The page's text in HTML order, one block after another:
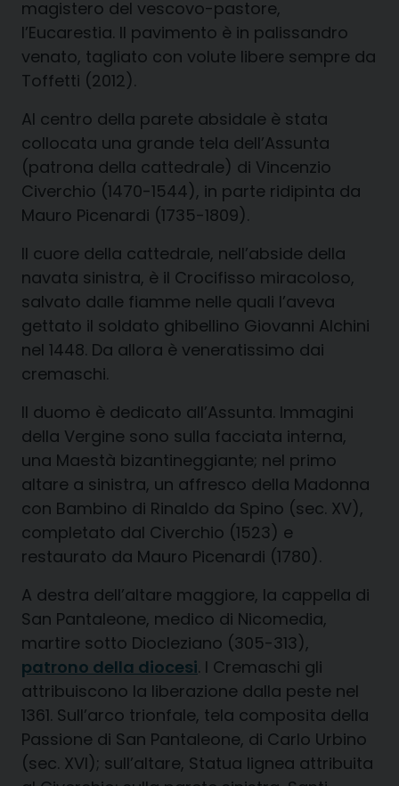
magistero del vescovo-pastore,
l’Eucarestia. Il pavimento è in palissandro
venato, tagliato con volute libere sempre da
Toffetti (2012).
Al centro della parete absidale è stata
collocata una grande tela dell’Assunta
(patrona della cattedrale) di Vincenzio
Civerchio (1470-1544), in parte ridipinta da
Mauro Picenardi (1735-1809).
Il cuore della cattedrale, nell’abside della
navata sinistra, è il Crocifisso miracoloso,
salvato dalle fiamme nelle quali l’aveva
gettato il soldato ghibellino Giovanni Alchini
nel 1448. Da allora è veneratissimo dai
cremaschi.
Il duomo è dedicato all’Assunta. Immagini
della Vergine sono sulla facciata interna,
una Maestà bizantineggiante; nel primo
altare a sinistra, un affresco della Madonna
con Bambino di Rinaldo da Spino (sec. XV),
completato dal Civerchio (1523) e
restaurato da Mauro Picenardi (1780).
A destra dell’altare maggiore, la cappella di
San Pantaleone, medico di Nicomedia,
martire sotto Diocleziano (305-313),
patrono della diocesi. I Cremaschi gli
attribuiscono la liberazione dalla peste nel
1361. Sull’arco trionfale, tela composita della
Passione di San Pantaleone, di Carlo Urbino
(sec. XVI); sull’altare, Statua lignea attribuita